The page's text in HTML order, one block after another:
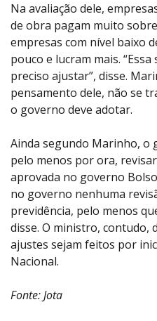
Na avaliação dele,
de obra pagam muito
empresas com nível baixo
pouco e lucram mais.
preciso ajustar”, disse.
pensamento dele, não se
o governo deve adotar.
Ainda segundo Marinho, o
pelo menos por ora,
aprovada no governo
no governo nenhuma
previdência, pelo menos
disse. O ministro, contudo,
ajustes sejam feitos por
Nacional.
Fonte: Jota